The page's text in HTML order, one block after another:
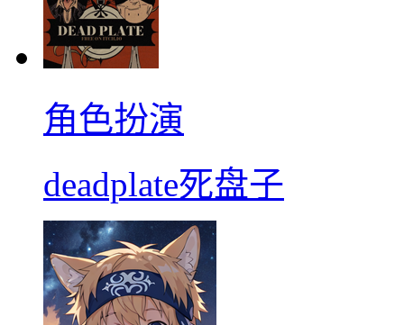
角色扮演
deadplate死盘子